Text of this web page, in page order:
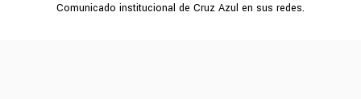
Comunicado institucional de Cruz Azul en sus redes.